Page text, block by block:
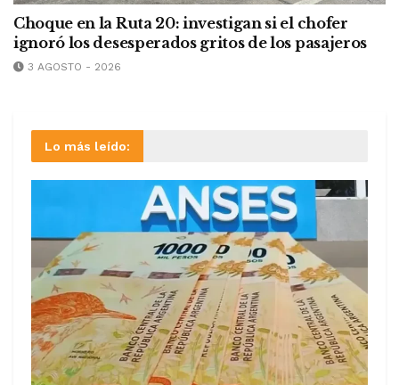
Choque en la Ruta 20: investigan si el chofer
ignoró los desesperados gritos de los pasajeros
3 AGOSTO - 2026
Lo más leído: